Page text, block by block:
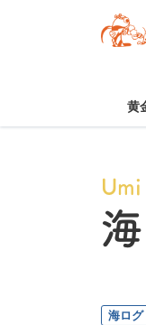
黄
海ログ